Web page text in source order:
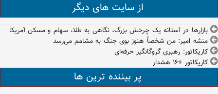
از سایت های دیگر
بازارها در آستانه یک چرخش بزرگ، نگاهی به طلا، سهام و مسکن آمریکا
منشه امیر: من شخصاً هنوز بوی جنگ به مشامم می‌رسد
کاریکاتور: رهبری گروگانگیر حرفه‌ای
کاریکاتور +۱۶ هشدار
پر بیننده ترین ها